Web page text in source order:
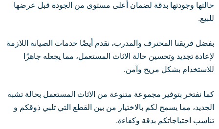
حالتها وجودتها بدقة لضمان أعلى مستوى من الجودة قبل عرضها
للبيع.
بفضل فريقنا المحترف والمدرب، نقدم أيضًا خدمات الصيانة اللازمة
لإعادة تجديد وتحسين حالة الاثاث المستعمل، مما يجعله جاهزًا
للاستخدام بشكل مريح وآمن.
كما نفتخر بتوفير مجموعة متنوعة من الاثاث المستعمل بحالة تشبه
الجديد، مما يسمح لكم بالاختيار من بين القطع التي تلبي ذوقكم و
تناسب احتياجاتكم بدقة وكفاءة.